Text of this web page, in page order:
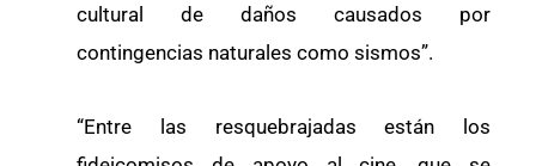
cultural de daños causados por
contingencias naturales como sismos”.
“Entre las resquebrajadas están los